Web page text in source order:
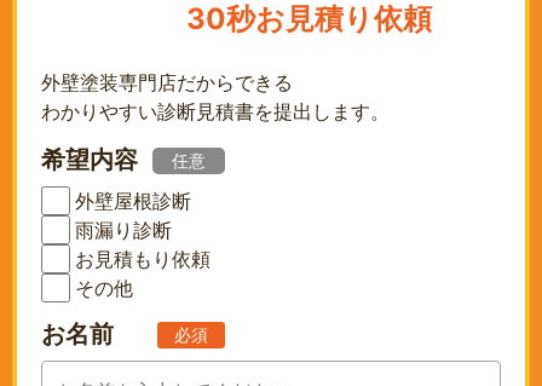
30秒お見積り依頼
外壁塗装専門店だからできる
わかりやすい診断見積書を提出します。
希望内容 任意
外壁屋根診断
雨漏り診断
お見積もり依頼
その他
お名前 必須